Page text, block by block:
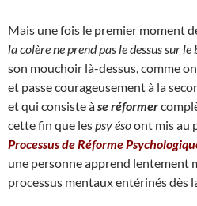
Mais une fois le premier moment
la colère ne prend pas le dessus sur le
son mouchoir là-dessus, comme
et passe courageusement à la
et qui consiste àse réformer
cette fin que lespsy ésoont mis au
Processus de Réforme
une personne apprend lentement
processus mentaux entérinés dès